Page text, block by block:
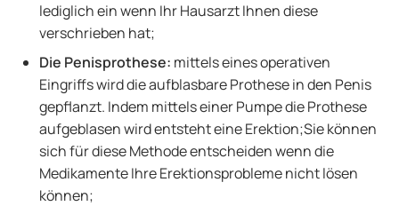
lediglich ein wenn Ihr Hausarzt Ihnen diese
verschrieben hat;
Die Penisprothese: mittels eines operativen
Eingriffs wird die aufblasbare Prothese in den Penis
gepflanzt. Indem mittels einer Pumpe die Prothese
aufgeblasen wird entsteht eine Erektion;Sie können
sich für diese Methode entscheiden wenn die
Medikamente Ihre Erektionsprobleme nicht lösen
können;